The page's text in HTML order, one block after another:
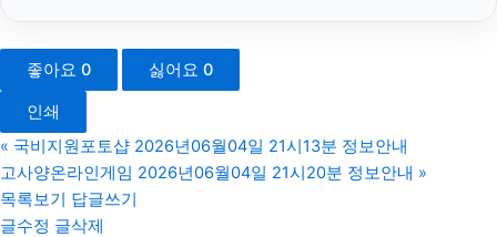
동작구하수구막힘
좋아요 0 싫어요 0
인쇄
« 국비지원포토샵 2026년06월04일 21시13분 정보안내
고사양온라인게임 2026년06월04일 21시20분 정보안내 »
목록보기 답글쓰기
글수정 글삭제